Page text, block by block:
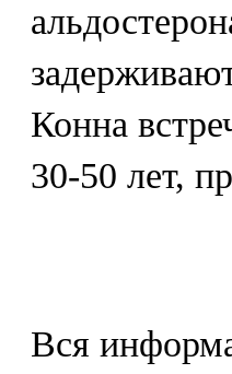
Конна
30-50 лет,
Вся